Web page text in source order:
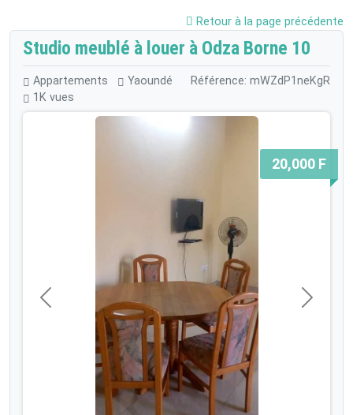
Retour à la page précédente
Studio meublé à louer à Odza Borne 10
Appartements
Yaoundé
1K vues
Référence: mWZdP1neKgR
20,000 F
Précédent Suivant